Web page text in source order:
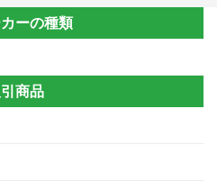
ーの種類
商品